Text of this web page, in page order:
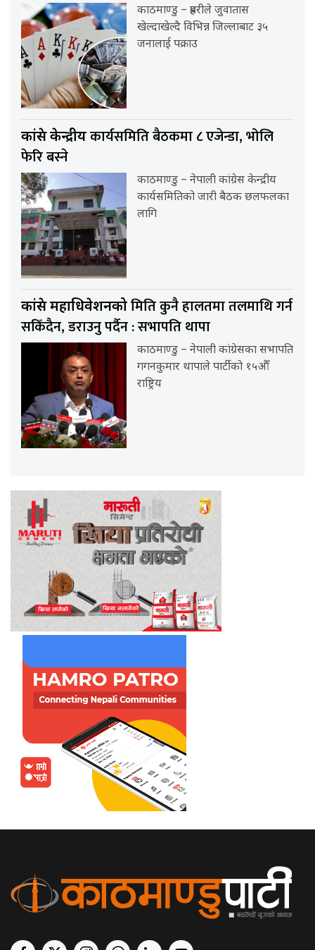
काठमाण्डु – प्रहरीले जुवातास
खेल्दाखेल्दै विभिन्न जिल्लाबाट ३५
जनालाई पक्राउ
कांग्रेस केन्द्रीयकार्यसमिति बैठकमा ८ एजेन्डा, भोलि
फेरि बस्ने
काठमाण्डु – नेपाली कांग्रेस केन्द्रीय
कार्यसमितिको जारी बैठक छलफलका
लागि
कांग्रेस महाधिवेशनकोमिति कुनै हालतमा तलमाथि गर्न
सकिँदैन, डराउनु पर्दैन : सभापति थापा
काठमाण्डु – नेपाली कांग्रेसका सभापति
गगनकुमार थापाले पार्टीको १५औँ
राष्ट्रिय